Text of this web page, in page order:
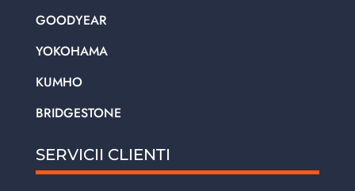
GOODYEAR
YOKOHAMA
KUMHO
BRIDGESTONE
SERVICII CLIENTI